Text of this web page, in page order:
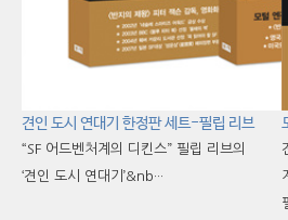
견인 도시 연대기 한정판 세트-필립 리브
“SF 어드벤처계의 디킨스” 필립 리브의
‘견인 도시 연대기’&nb···